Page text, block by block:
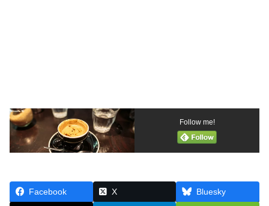
Follow me!
Facebook X Bluesky